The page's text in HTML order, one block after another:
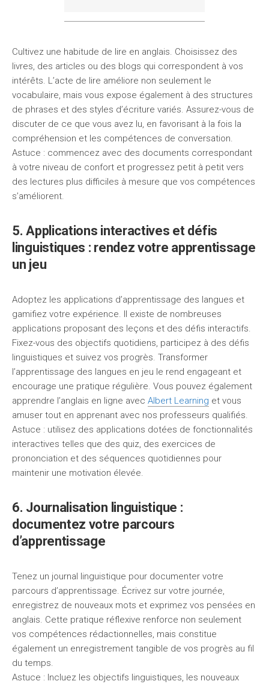
Cultivez une habitude de lire en anglais. Choisissez des
livres, des articles ou des blogs qui correspondent à vos
intérêts. L’acte de lire améliore non seulement le
vocabulaire, mais vous expose également à des structures
de phrases et des styles d’écriture variés. Assurez-vous de
discuter de ce que vous avez lu, en favorisant à la fois la
compréhension et les compétences de conversation.
Astuce : commencez avec des documents correspondant
à votre niveau de confort et progressez petit à petit vers
des lectures plus difficiles à mesure que vos compétences
s’améliorent.
5. Applications interactives et défis
linguistiques : rendez votre apprentissage
un jeu
Adoptez les applications d’apprentissage des langues et
gamifiez votre expérience. Il existe de nombreuses
applications proposant des leçons et des défis interactifs.
Fixez-vous des objectifs quotidiens, participez à des défis
linguistiques et suivez vos progrès. Transformer
l’apprentissage des langues en jeu le rend engageant et
encourage une pratique régulière. Vous pouvez également
apprendre l’anglais en ligne avec Albert Learning et vous
amuser tout en apprenant avec nos professeurs qualifiés.
Astuce : utilisez des applications dotées de fonctionnalités
interactives telles que des quiz, des exercices de
prononciation et des séquences quotidiennes pour
maintenir une motivation élevée.
6. Journalisation linguistique :
documentez votre parcours
d’apprentissage
Tenez un journal linguistique pour documenter votre
parcours d’apprentissage. Écrivez sur votre journée,
enregistrez de nouveaux mots et exprimez vos pensées en
anglais. Cette pratique réflexive renforce non seulement
vos compétences rédactionnelles, mais constitue
également un enregistrement tangible de vos progrès au fil
du temps.
Astuce : Incluez les objectifs linguistiques, les nouveaux